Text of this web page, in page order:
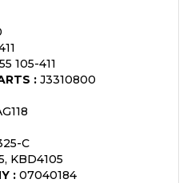
105-411
: J3310800
C
KBD4105
: 07040184